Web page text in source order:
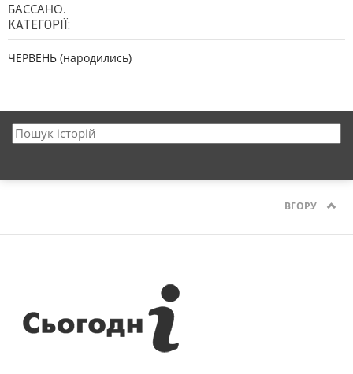
БАССАНО.
КАТЕГОРІЇ:
ЧЕРВЕНЬ (народились)
ВГОРУ